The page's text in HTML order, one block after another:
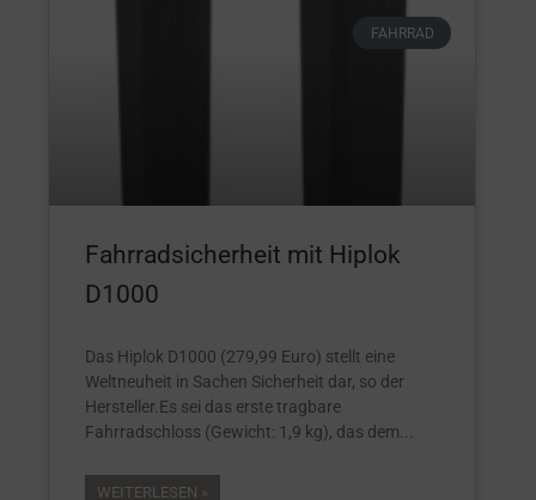
FAHRRAD
Fahrradsicherheit mit Hiplok
D1000
Das Hiplok D1000 (279,99 Euro) stellt eine
Weltneuheit in Sachen Sicherheit dar, so der
Hersteller.Es sei das erste tragbare
Fahrradschloss (Gewicht: 1,9 kg), das dem
WEITERLESEN »